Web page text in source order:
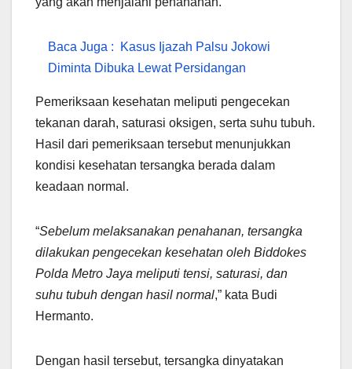
Baca Juga :
Kasus Ijazah Palsu Jokowi
Diminta Dibuka Lewat Persidangan
Pemeriksaan kesehatan meliputi pengecekan
tekanan darah, saturasi oksigen, serta suhu tubuh.
Hasil dari pemeriksaan tersebut menunjukkan
kondisi kesehatan tersangka berada dalam
keadaan normal.
“Sebelum melaksanakan penahanan, tersangka
dilakukan pengecekan kesehatan oleh Biddokes
Polda Metro Jaya meliputi tensi, saturasi, dan
suhu tubuh dengan hasil normal,” kata Budi
Hermanto.
Dengan hasil tersebut, tersangka dinyatakan